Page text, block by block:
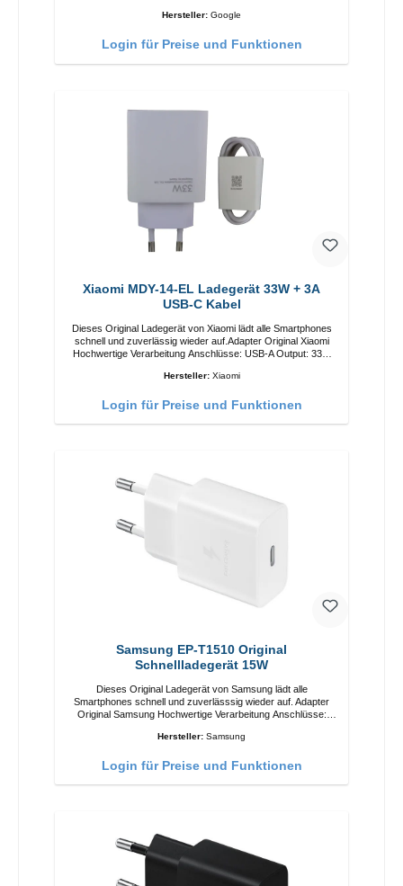
Hersteller: Google
Login für Preise und Funktionen
Xiaomi MDY-14-EL Ladegerät 33W + 3A
USB-C Kabel
Dieses Original Ladegerät von Xiaomi lädt alle Smartphones
schnell und zuverlässig wieder auf.Adapter Original Xiaomi
Hochwertige Verarbeitung Anschlüsse: USB-A Output: 33W
Weiss
Hersteller: Xiaomi
Login für Preise und Funktionen
Samsung EP-T1510 Original
Schnellladegerät 15W
Dieses Original Ladegerät von Samsung lädt alle
Smartphones schnell und zuverlässsig wieder auf. Adapter
Original Samsung Hochwertige Verarbeitung Anschlüsse:
Hersteller: Samsung
Login für Preise und Funktionen